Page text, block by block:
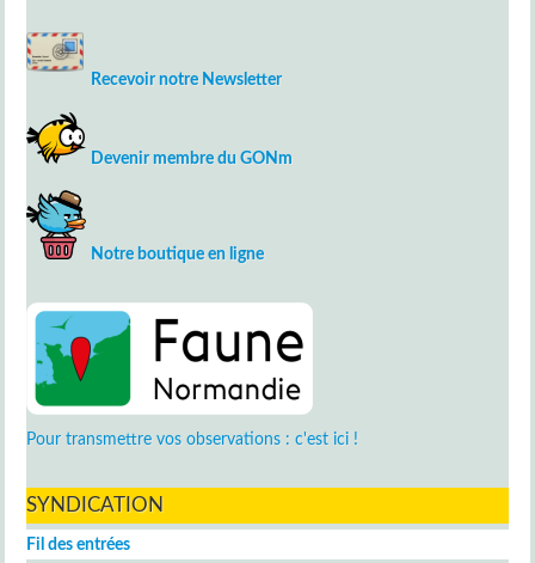
Recevoir notre Newsletter
Devenir membre du GONm
Notre boutique en ligne
Pour transmettre vos observations : c'est ici !
SYNDICATION
Fil des entrées